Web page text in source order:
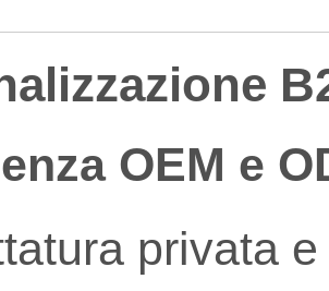
OEM e
privata